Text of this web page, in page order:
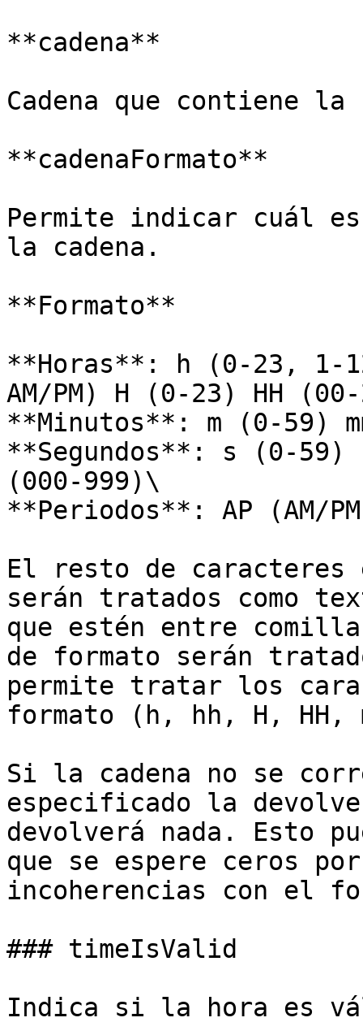
**cadena**
Cadena que contiene la
**cadenaFormato**
Permite indicar cuál
la cadena.
**Formato**
**Horas**: h (0-23, 1-
AM/PM) H (0-23) HH
**Minutos**: m (0-59)
**Segundos**: s (0-
(000-999)\
**Periodos**: AP (AM/
El resto de caracteres
serán tratados como
que estén entre
de formato serán
permite tratar los
formato (h, hh, H, HH,
Si la cadena no se
especificado la
devolverá nada. Esto
que se espere ceros
incoherencias con el
### timeIsValid
Indica si la hora es